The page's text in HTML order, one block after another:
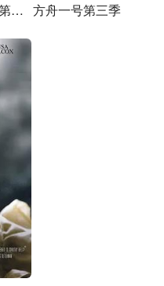
我与沃尔特家男孩的生活第三季 方舟一号第三季